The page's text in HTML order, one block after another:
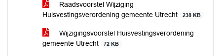
Raadsvoorstel Wijziging
Huisvestingsverordening gemeente Utrecht
238 KB
Wijzigingsvoorstel Huisvestingsverordening
gemeente Utrecht
72 KB